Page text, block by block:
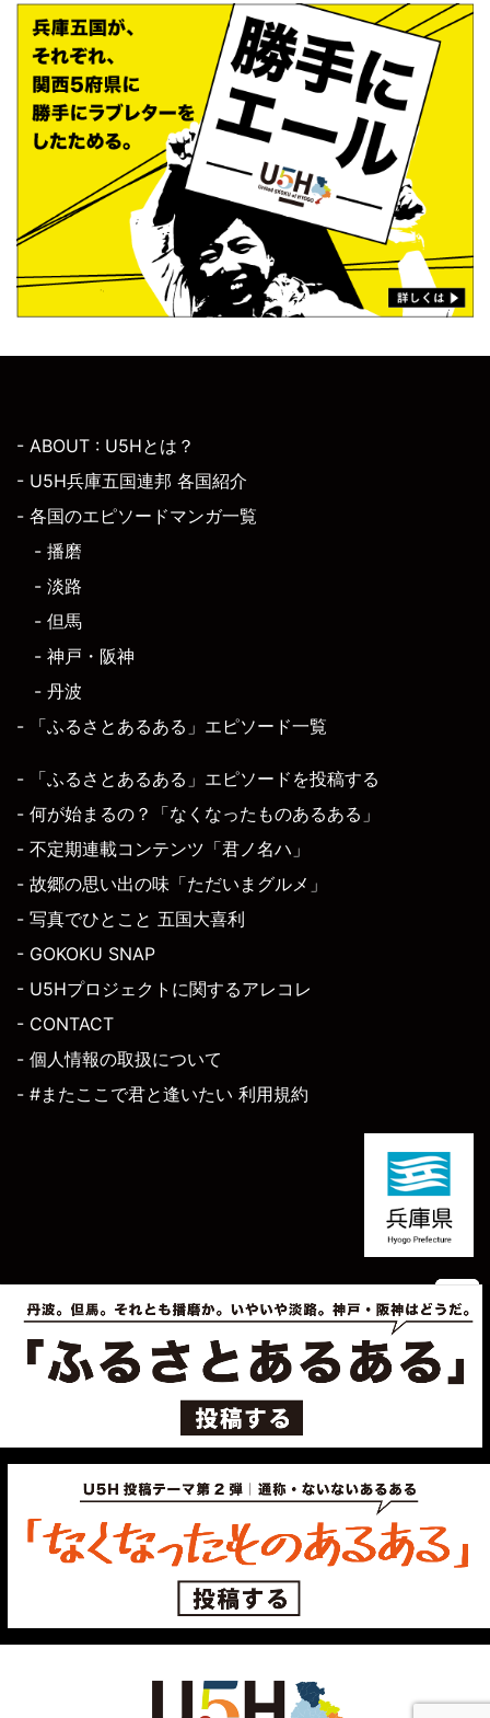
- ABOUT : U5Hとは？
- U5H兵庫五国連邦 各国紹介
- 各国のエピソードマンガ一覧
- 播磨
- 淡路
- 但馬
- 神戸・阪神
- 丹波
- 「ふるさとあるある」エピソード一覧
- 「ふるさとあるある」エピソードを投稿する
- 何が始まるの？「なくなったものあるある」
- 不定期連載コンテンツ「君ノ名ハ」
- 故郷の思い出の味「ただいまグルメ」
- 写真でひとこと 五国大喜利
- GOKOKU SNAP
- U5Hプロジェクトに関するアレコレ
- CONTACT
- 個人情報の取扱について
- #またここで君と逢いたい 利用規約